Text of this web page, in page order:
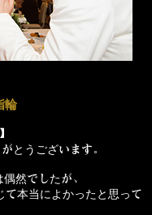
輪
とうございます。
然でしたが、
て本当によかったと思って